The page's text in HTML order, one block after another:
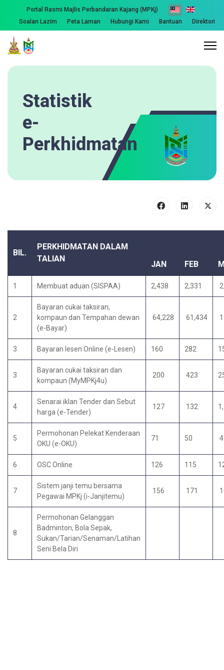
Portal Rasmi Majlis Perbandaran Kajang (MPKj)
Soalan Lazim
Peta Laman Hubungi Kami Bantuan Direktori
Statistik
e-
Perkhidmatan
BIL.
PERKHIDMATAN DALAM
TALIAN
JAN FEB
1 Membuat aduan (SISPAA) 2,438 2,331
2
Bayaran cukai taksiran,
kompaun dan Tempahan dewan
(e-Bayar)
64,228 61,434
3 Bayaran lesen Online (e-Lesen) 160 282
3
Bayaran cukai taksiran dan
kompaun (MyMPKj4u)
200 423
4
Senarai iklan Tender dan Sebut
harga (e-Tender)
127 132
5
Permohonan Pelekat Kenderaan
OKU (e-OKU)
71 50
6 OSC Online 126 115
7
Sistem janji temu bersama
Pegawai MPKj (i-Janjitemu)
156 171
8
Permohonan Gelanggan
Badminton, Bola Sepak,
Sukan/Tarian/Senaman/Latihan
Seni Bela Diri